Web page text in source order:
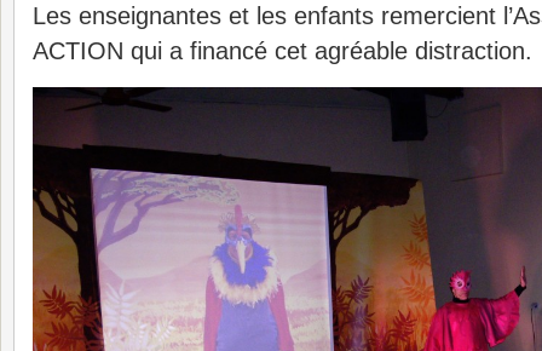
Les enseignantes et les enfants remercient
ACTION qui a financé cet agréable distraction.